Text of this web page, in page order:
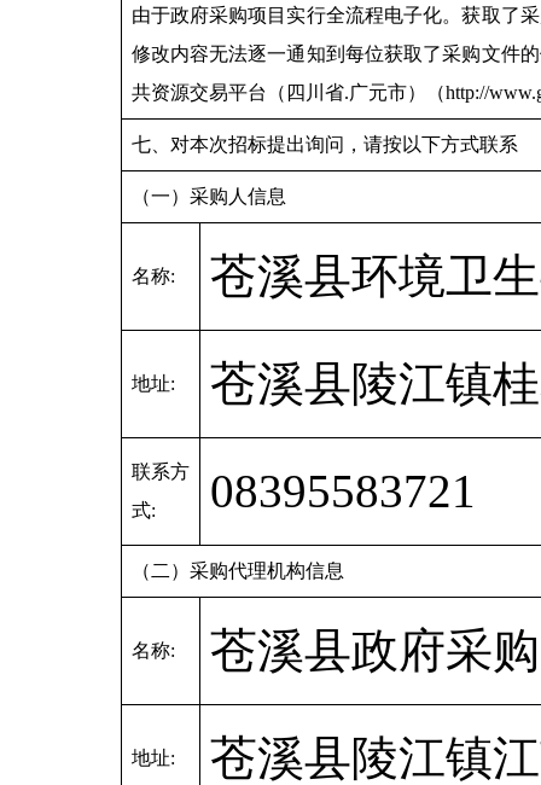
由于政府采购项目实行全流程电子化。获取了
修改内容无法逐一通知到每位获取了采购文件
共资源交易平台（四川省.广元市）（http://
七、对本次招标提出询问，请按以下方式联系
（一）采购人信息
名称: 苍溪县环境卫
地址: 苍溪县陵江镇
联系方
式:
08395583721
（二）采购代理机构信息
名称: 苍溪县政府采
地址: 苍溪县陵江镇